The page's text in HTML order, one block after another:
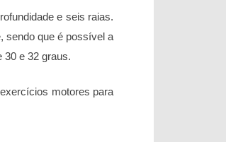
e seis raias.
sendo que é possível a
30 e 32 graus.
motores para